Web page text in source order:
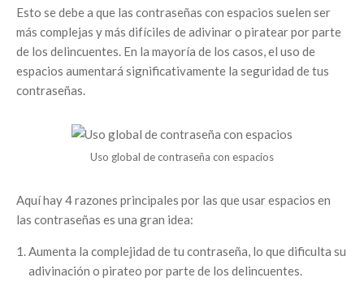
Esto se debe a que las contraseñas con espacios suelen ser
más complejas y más difíciles de adivinar o piratear por parte
de los delincuentes. En la mayoría de los casos, el uso de
espacios aumentará significativamente la seguridad de tus
contraseñas.
Uso global de contraseña con espacios
Aquí hay 4 razones principales por las que usar espacios en
las contraseñas es una gran idea:
Aumenta la complejidad de tu contraseña, lo que dificulta su
adivinación o pirateo por parte de los delincuentes.